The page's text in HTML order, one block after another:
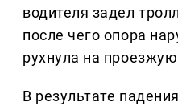
водителя задел
после чего опора
рухнула на
В результате